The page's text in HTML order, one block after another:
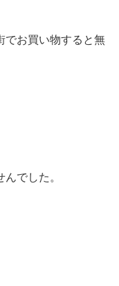
でお買い物すると無
でした。